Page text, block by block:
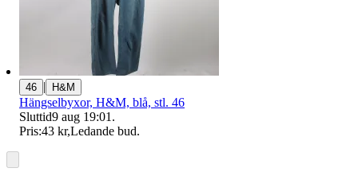
46 | H&M
Hängselbyxor, H&M, blå, stl. 46
Sluttid9 aug 19:01 .
Pris:43 kr,Ledande bud.